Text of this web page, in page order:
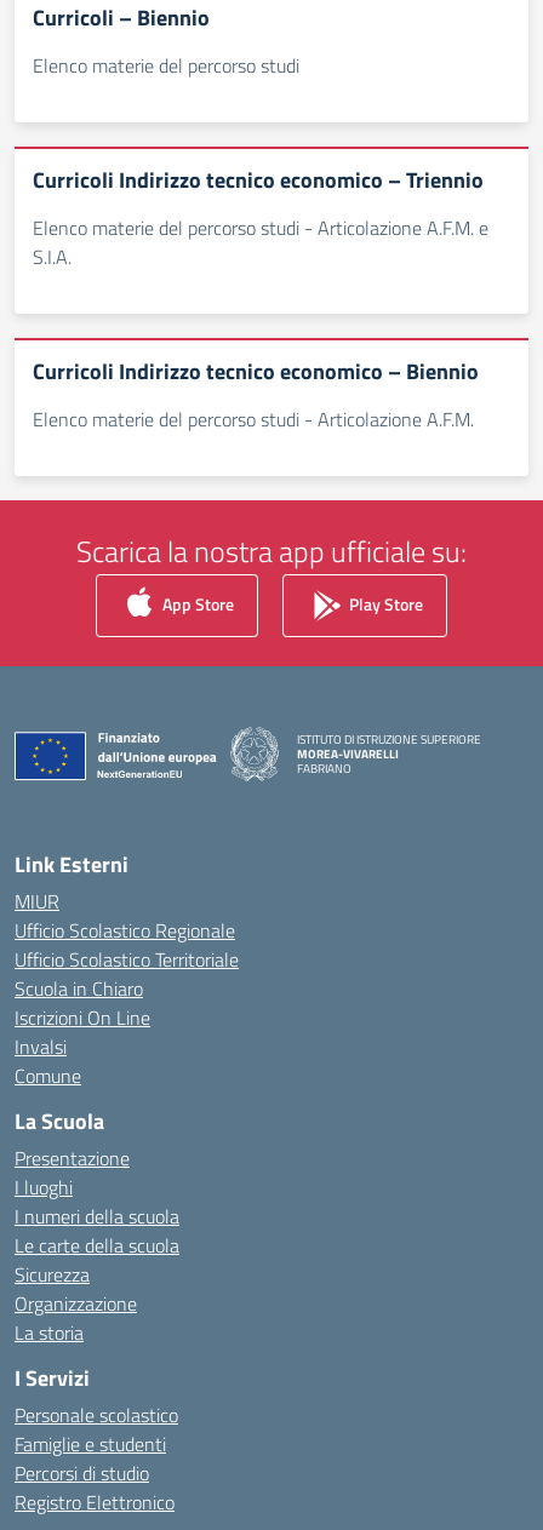
Curricoli – Biennio
Elenco materie del percorso studi
Curricoli Indirizzo tecnico economico – Triennio
Elenco materie del percorso studi - Articolazione A.F.M. e
S.I.A.
Curricoli Indirizzo tecnico economico – Biennio
Elenco materie del percorso studi - Articolazione A.F.M.
Scarica la nostra app ufficiale su:
App Store Play Store
ISTITUTO DI ISTRUZIONE SUPERIORE
MOREA-VIVARELLI
FABRIANO
Link Esterni
MIUR
Ufficio Scolastico Regionale
Ufficio Scolastico Territoriale
Scuola in Chiaro
Iscrizioni On Line
Invalsi
Comune
La Scuola
Presentazione
I luoghi
I numeri della scuola
Le carte della scuola
Sicurezza
Organizzazione
La storia
I Servizi
Personale scolastico
Famiglie e studenti
Percorsi di studio
Registro Elettronico